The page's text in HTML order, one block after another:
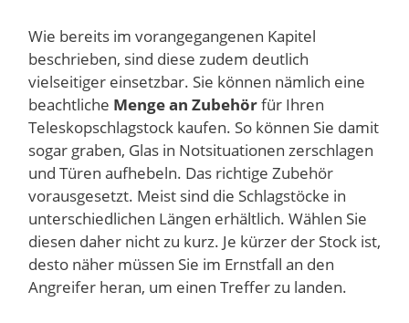
Wie bereits im vorangegangenen Kapitel
beschrieben, sind diese zudem deutlich
vielseitiger einsetzbar. Sie können nämlich eine
beachtliche Menge an Zubehörfür Ihren
Teleskopschlagstock kaufen. So können Sie damit
sogar graben, Glas in Notsituationen zerschlagen
und Türen aufhebeln. Das richtige Zubehör
vorausgesetzt. Meist sind die Schlagstöcke in
unterschiedlichen Längen erhältlich. Wählen Sie
diesen daher nicht zu kurz. Je kürzer der Stock ist,
desto näher müssen Sie im Ernstfall an den
Angreifer heran, um einen Treffer zu landen.